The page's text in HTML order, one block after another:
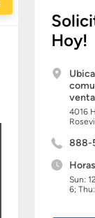
Hoy!
4016
888-
Horas
Sun:
6;